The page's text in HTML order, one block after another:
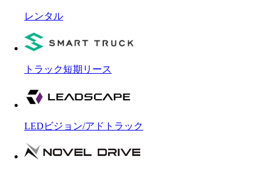
レンタル
トラック短期リース
LEDビジョン/アドトラック